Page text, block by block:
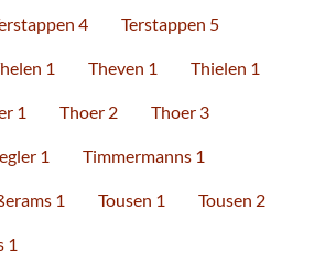
4 Terstappen 5
1 Theven 1 Thielen 1
1 Thoer 2 Thoer 3
1 Timmermanns 1
1 Tousen 1 Tousen 2
1